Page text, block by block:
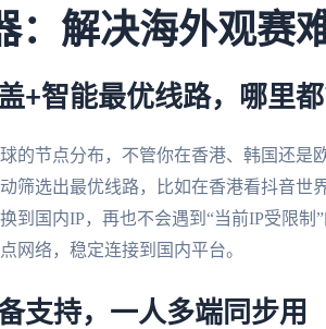
：解决海外观赛
+智能最优线路，哪里
的节点分布，不管你在香港、韩国还是
筛选出最优线路，比如在香港看抖音世
到国内IP，再也不会遇到“当前IP受限
网络，稳定连接到国内平台。
支持，一人多端同步用